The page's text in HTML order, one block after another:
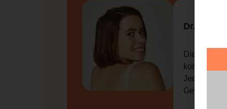
Dr.
Die
kompetent.
Jedoch